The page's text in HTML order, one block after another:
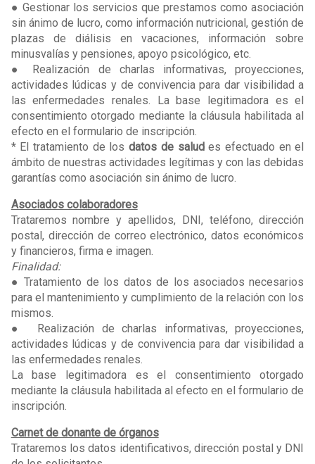
● Gestionar los servicios que prestamos como asociación
sin ánimo de lucro, como información nutricional, gestión de
plazas de diálisis en vacaciones, información sobre
minusvalías y pensiones, apoyo psicológico, etc.
● Realización de charlas informativas, proyecciones,
actividades lúdicas y de convivencia para dar visibilidad a
las enfermedades renales. La base legitimadora es el
consentimiento otorgado mediante la cláusula habilitada al
efecto en el formulario de inscripción.
* El tratamiento de losdatos de saludes efectuado en el
ámbito de nuestras actividades legítimas y con las debidas
garantías como asociación sin ánimo de lucro.
Asociados colaboradores
Trataremos nombre y apellidos, DNI, teléfono, dirección
postal, dirección de correo electrónico, datos económicos
y financieros, firma e imagen.
Finalidad:
● Tratamiento de los datos de los asociados necesarios
para el mantenimiento y cumplimiento de la relación con los
mismos.
● Realización de charlas informativas, proyecciones,
actividades lúdicas y de convivencia para dar visibilidad a
las enfermedades renales.
La base legitimadora es el consentimiento otorgado
mediante la cláusula habilitada al efecto en el formulario de
inscripción.
Carnet de donante de órganos
Trataremos los datos identificativos, dirección postal y DNI